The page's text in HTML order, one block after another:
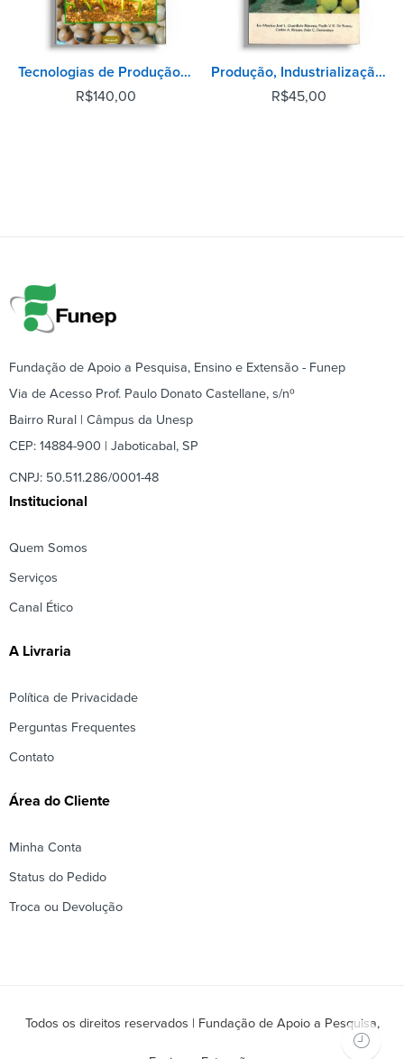
Tecnologias de Produção de Sementes de Soja
R$140,00
Produção, Industrialização e Comércio Mundial de Citros
R$45,00
Fundação de Apoio a Pesquisa, Ensino e Extensão - Funep
Via de Acesso Prof. Paulo Donato Castellane, s/nº
Bairro Rural | Câmpus da Unesp
CEP: 14884-900 | Jaboticabal, SP
CNPJ: 50.511.286/0001-48
Institucional
Quem Somos
Serviços
Canal Ético
A Livraria
Política de Privacidade
Perguntas Frequentes
Contato
Área do Cliente
Minha Conta
Status do Pedido
Troca ou Devolução
Todos os direitos reservados | Fundação de Apoio a Pesquisa,